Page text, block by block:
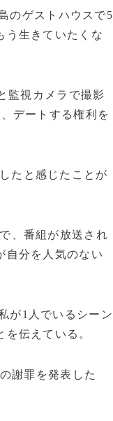
のゲストハウスで5
う生きていたくな
監視カメラで撮影
デートする権利を
たと感じたことが
、番組が放送され
自分を人気のない
が1人でいるシーン
伝えている。
謝罪を発表した